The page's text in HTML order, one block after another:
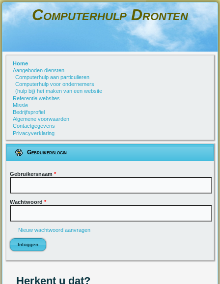
Computerhulp Dronten
Home
Aangeboden diensten
Computerhulp aan particulieren
Computerhulp voor ondernemers
(hulp bij) het maken van een website
Referentie websites
Missie
Bedrijfsprofiel
Algemene voorwaarden
Contactgegevens
Privacyverklaring
Gebruikerslogin
Gebruikersnaam*
Wachtwoord*
Nieuw wachtwoord aanvragen
Herkent u dat?